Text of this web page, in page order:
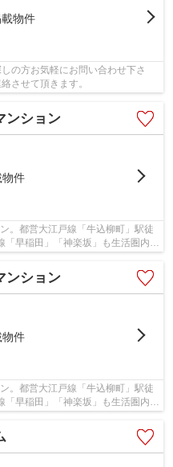
物件
の方お気軽にお問い合わせ下さ
させて頂きます。
ンション
物件
。都営大江戸線「牛込柳町」駅徒
早稲田」「神楽坂」も生活圏内。
ンション
物件
。都営大江戸線「牛込柳町」駅徒
早稲田」「神楽坂」も生活圏内。